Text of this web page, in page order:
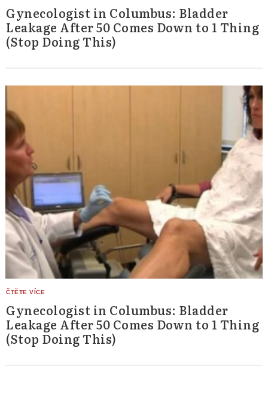
Gynecologist in Columbus: Bladder
Leakage After 50 Comes Down to 1 Thing
(Stop Doing This)
Gynecologist in Columbus: Bladder
Leakage After 50 Comes Down to 1 Thing
(Stop Doing This)